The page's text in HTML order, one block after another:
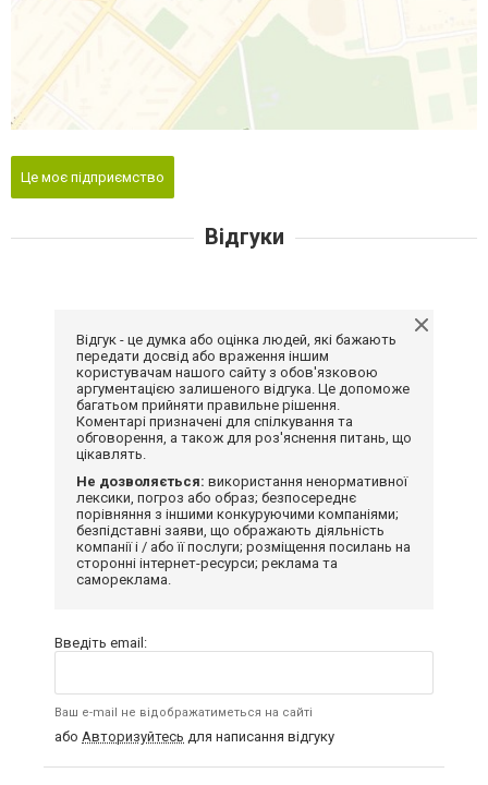
Це моє підприємство
Відгуки
Відгук - це думка або оцінка людей, які бажають
передати досвід або враження іншим
користувачам нашого сайту з обов'язковою
аргументацією залишеного відгука. Це допоможе
багатьом прийняти правильне рішення.
Коментарі призначені для спілкування та
обговорення, а також для роз'яснення питань, що
цікавлять.
Не дозволяється: використання ненормативної
лексики, погроз або образ; безпосереднє
порівняння з іншими конкуруючими компаніями;
безпідставні заяви, що ображають діяльність
компанії і / або її послуги; розміщення посилань на
сторонні інтернет-ресурси; реклама та
самореклама.
Введіть email:
Ваш e-mail не відображатиметься на сайті
або Авторизуйтесь для написання відгуку